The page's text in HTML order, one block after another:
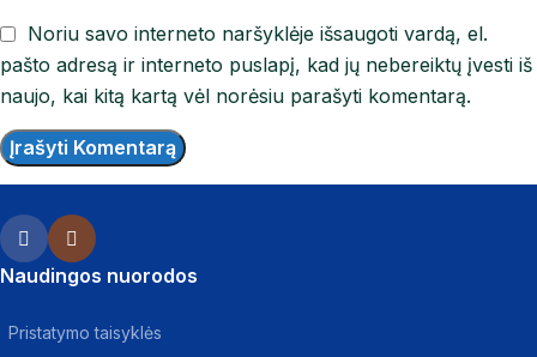
Noriu savo interneto naršyklėje išsaugoti vardą, el.
pašto adresą ir interneto puslapį, kad jų nebereiktų įvesti iš
naujo, kai kitą kartą vėl norėsiu parašyti komentarą.
Naudingos nuorodos
Pristatymo taisyklės